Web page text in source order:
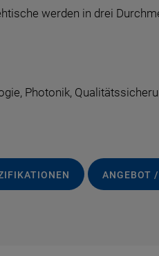
werden in drei
Photonik,
ANGEBOT